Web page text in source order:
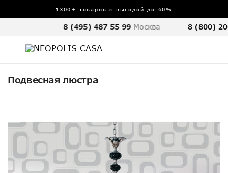
1300+ товаров с выгодой до 60%
8 (495) 487 55 99 Москва 8 (800)
Подвесная люстра